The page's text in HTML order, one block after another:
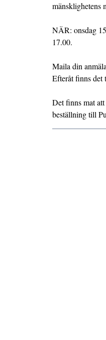
mänsklighetens
NÄR: onsdag
17.00.
Maila din
Efteråt finns det
Det finns mat
beställning till